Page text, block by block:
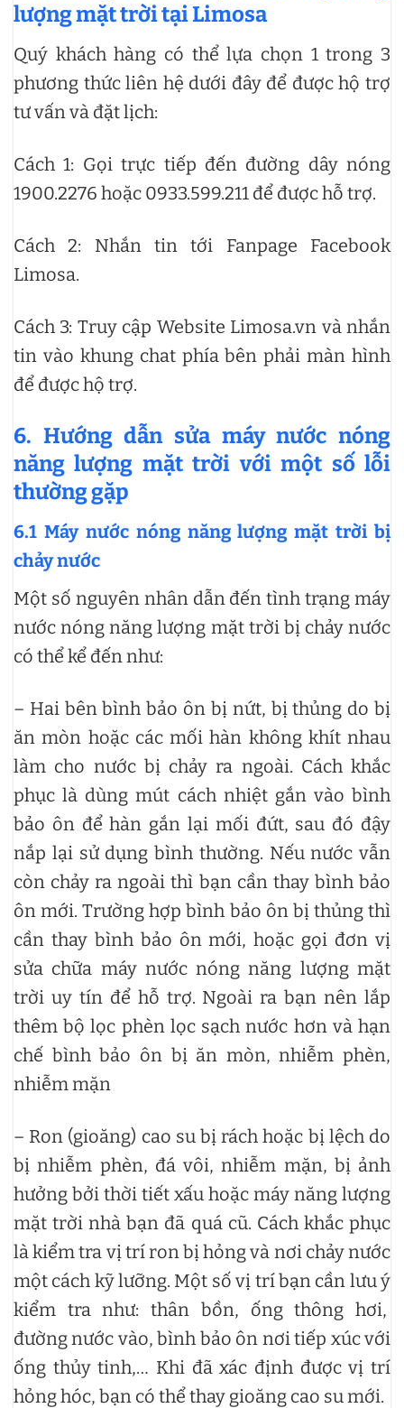
lượng mặt trời tại Limosa
Quý khách hàng có thể lựa chọn 1 trong 3
phương thức liên hệ dưới đây để được hộ trợ
tư vấn và đặt lịch:
Cách 1: Gọi trực tiếp đến đường dây nóng
1900.2276 hoặc 0933.599.211 để được hỗ trợ.
Cách 2: Nhắn tin tới Fanpage Facebook
Limosa.
Cách 3: Truy cập Website Limosa.vn và nhắn
tin vào khung chat phía bên phải màn hình
để được hộ trợ.
6. Hướng dẫn sửa máy nước nóng
năng lượng mặt trời với một số lỗi
thường gặp
6.1 Máy nước nóng năng lượng mặt trời bị
chảy nước
Một số nguyên nhân dẫn đến tình trạng máy
nước nóng năng lượng mặt trời bị chảy nước
có thể kể đến như:
– Hai bên bình bảo ôn bị nứt, bị thủng do bị
ăn mòn hoặc các mối hàn không khít nhau
làm cho nước bị chảy ra ngoài. Cách khắc
phục là dùng mút cách nhiệt gắn vào bình
bảo ôn để hàn gắn lại mối đứt, sau đó đậy
nắp lại sử dụng bình thường. Nếu nước vẫn
còn chảy ra ngoài thì bạn cần thay bình bảo
ôn mới. Trường hợp bình bảo ôn bị thủng thì
cần thay bình bảo ôn mới, hoặc gọi đơn vị
sửa chữa máy nước nóng năng lượng mặt
trời uy tín để hỗ trợ. Ngoài ra bạn nên lắp
thêm bộ lọc phèn lọc sạch nước hơn và hạn
chế bình bảo ôn bị ăn mòn, nhiễm phèn,
nhiễm mặn
– Ron (gioăng) cao su bị rách hoặc bị lệch do
bị nhiễm phèn, đá vôi, nhiễm mặn, bị ảnh
hưởng bởi thời tiết xấu hoặc máy năng lượng
mặt trời nhà bạn đã quá cũ. Cách khắc phục
là kiểm tra vị trí ron bị hỏng và nơi chảy nước
một cách kỹ lưỡng. Một số vị trí bạn cần lưu ý
kiểm tra như: thân bồn, ống thông hơi,
đường nước vào, bình bảo ôn nơi tiếp xúc với
ống thủy tinh,… Khi đã xác định được vị trí
hỏng hóc, bạn có thể thay gioăng cao su mới.